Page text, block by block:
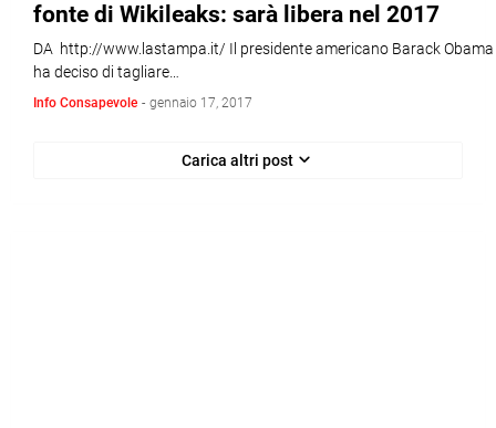
fonte di Wikileaks: sarà libera nel 2017
DA http://www.lastampa.it/ Il presidente americano Barack Obama
ha deciso di tagliare…
Info Consapevole - gennaio 17, 2017
Carica altri post